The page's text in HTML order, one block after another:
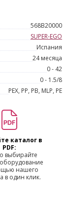
568B20000
SUPER-EGO
Испания
24 месяца
0 - 42
0 - 1.5/8
PEX, PP, PB, MLP, PE
каталог в
PDF:
выбирайте
нашего
в один клик.